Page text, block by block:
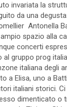
invariata la
da una
Antonella
spazio alla
concerti
gruppo prog
italiana degli
a Elisa, uno a
italiani storici.
dimenticato o